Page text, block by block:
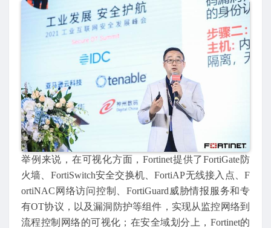
举例来说，在可视化方面，Fortinet提供了FortiGate防
火墙、FortiSwitch安全交换机、FortiAP无线接入点、F
ortiNAC网络访问控制、FortiGuard威胁情报服务和专
有OT协议，以及漏洞防护等组件，实现从监控网络到
流程控制网络的可视化；在安全域划分上，Fortinet的